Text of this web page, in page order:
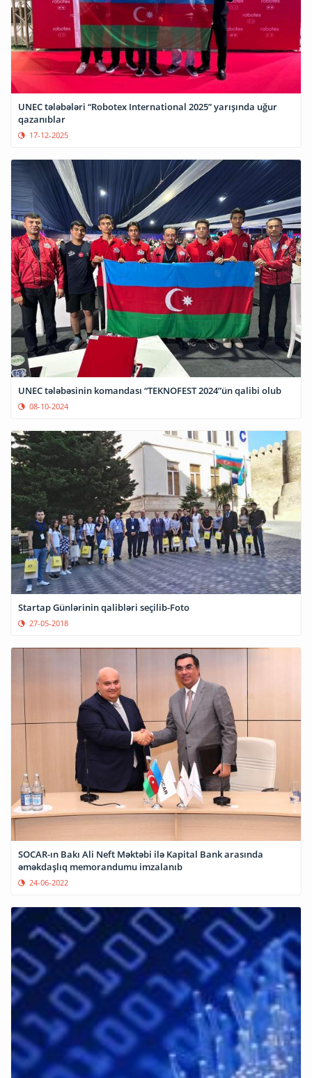
UNEC tələbələri “Robotex International 2025” yarışında uğur
qazanıblar
17-12-2025
UNEC tələbəsinin komandası “TEKNOFEST 2024”ün qalibi olub
08-10-2024
Startap Günlərinin qalibləri seçilib-Foto
27-05-2018
SOCAR-ın Bakı Ali Neft Məktəbi ilə Kapital Bank arasında
əməkdaşlıq memorandumu imzalanıb
24-06-2022